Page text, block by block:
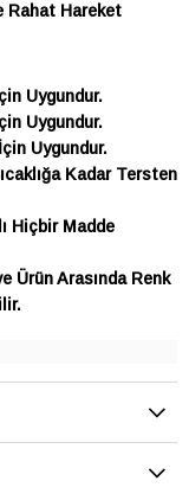
Rahat Hareket
Uygundur.
Uygundur.
Uygundur.
Kadar Tersten
Hiçbir Madde
Ürün Arasında Renk